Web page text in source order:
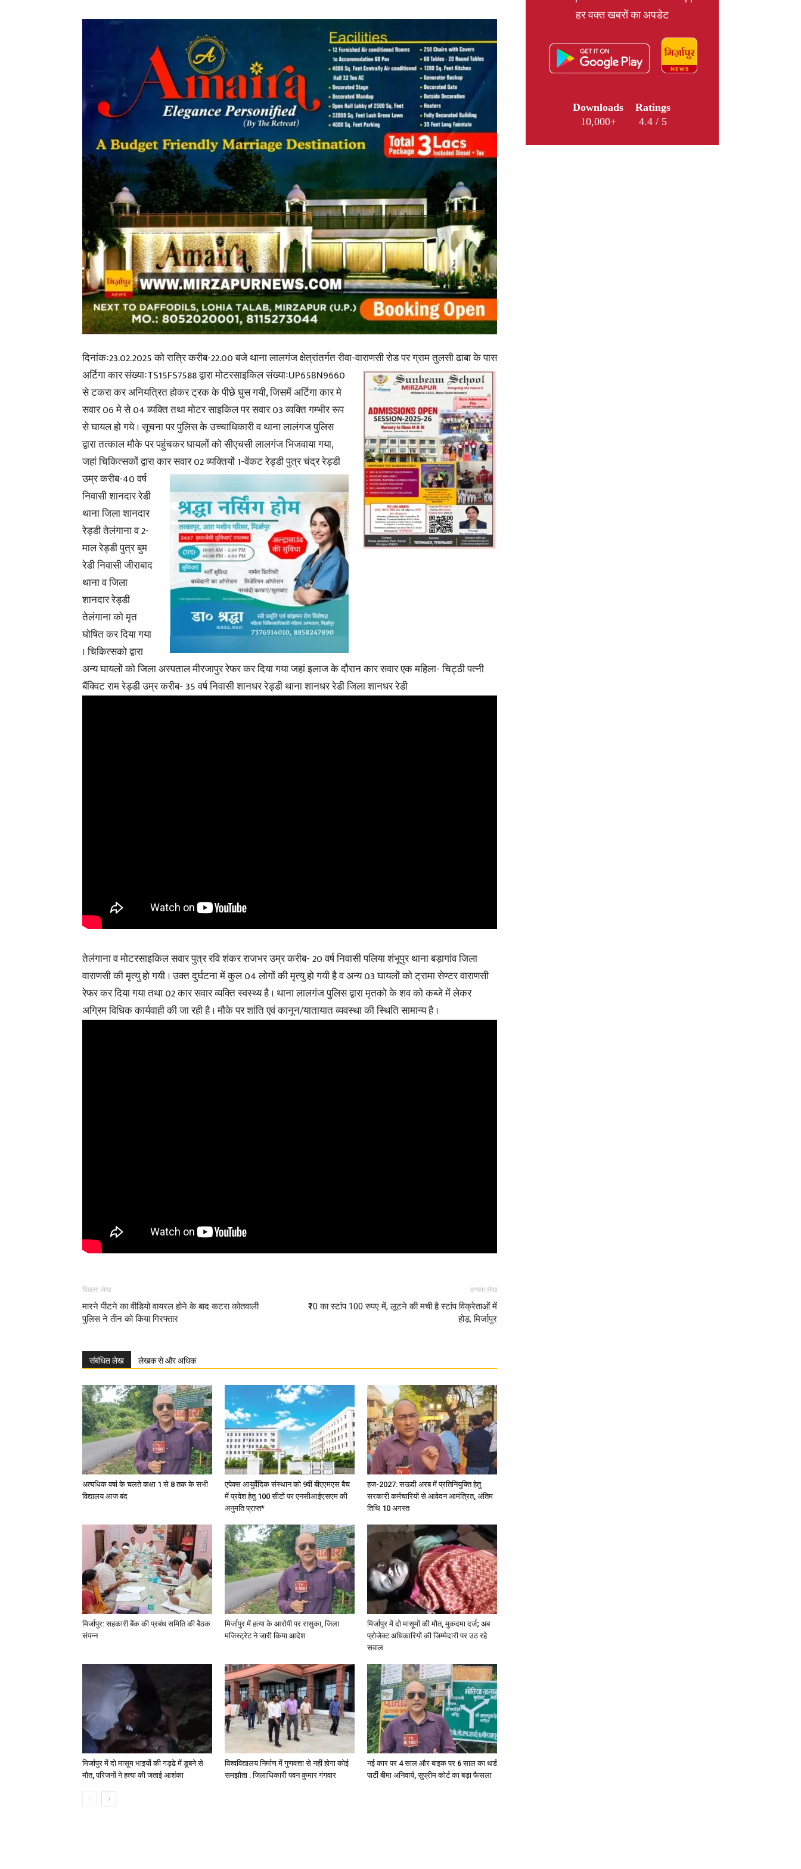
News,
Latest
News
in
Hindi,
Today
Hindi
Paper
दिनांकः23.02.2025 को रात्रि करीब-22.00 बजे थाना लालगंज क्षेत्रांतर्गत रीवा-वाराणसी रोड पर ग्राम तुलसी ढाबा के पास
अर्टिगा कार संख्याःTS15FS7588 द्वारा मोटरसाइकिलसंख्याःUP65BN9660
से टकरा कर अनियत्रित होकर ट्रक के पीछे घुस गयी, जिसमें अर्टिगा कार मे
सवार 06 मे से 04 व्यक्ति तथा मोटर साइकिल पर सवार 03 व्यक्ति गम्भीर रूप
से घायल हो गये । सूचना पर पुलिस के उच्चाधिकारी व थाना लालंगज पुलिस
द्वारा तत्काल मौके पर पहुंचकर घायलों को सीएचसी लालगंज भिजवाया गया,
जहां चिकित्सकों द्वारा कारसवार 02 व्यक्तियों 1-वेंकट रेड्डी पुत्र चंद्र रेड्डी
उम्र करीब-40 वर्ष
निवासी शानदार रेडी
थाना जिला शानदार
रेड्डी तेलंगाना व 2-
माल रेड्डी पुत्र बुम
रेडी निवासी जीराबाद
थाना व जिला
शानदार रेड्डी
तेलंगाना को मृत
घोषित कर दिया गया
। चिकित्सको द्वारा
अन्य घायलों को जिला अस्पताल मीरजापुर रेफर कर दिया गया जहां इलाज के दौरान कार सवार एक महिला- चिट्ठी पत्नी
बैंक्विट राम रेड्डी उम्र करीब- 35 वर्ष निवासी शानधर रेड्डी थाना शानधर रेडी जिला शानधर रेडी
तेलंगाना व मोटरसाइकिल सवार पुत्र रवि शंकर राजभर उम्र करीब- 20 वर्ष निवासी पलिया शंभूपुर थाना बड़ागांव जिला
वाराणसी की मृत्यु हो गयी । उक्त दुर्घटना में कुल 04 लोगों की मृत्यु हो गयी है व अन्य 03 घायलों को ट्रामा सेण्टर वाराणसी
रेफर कर दिया गया तथा 02 कार सवार व्यक्ति स्वस्थ्य है । थाना लालगंज पुलिस द्वारा मृतको के शव को कब्जे में लेकर
अग्रिम विधिक कार्यवाही की जा रही है । मौके पर शांति एवं कानून/यातायात व्यवस्था की स्थिति सामान्य है ।
पिछला लेख
मारने पीटने का वीडियो वायरल होने के बाद कटरा कोतवाली
पुलिस ने तीन को किया गिरफ्तार
अगला लेख
₹10 का स्टांप 100 रुपए में, लूटने की मची है स्टांप विक्रेताओं में
होड़, मिर्जापुर
संबंधित लेख लेखक से और अधिक
अत्यधिक वर्षा के चलते कक्षा 1 से 8 तक के सभी
विद्यालय आज बंद
एपेक्स आयुर्वेदिक संस्थान को 9वीं बीएएमएस बैच
में प्रवेश हेतु 100 सीटों पर एनसीआईएसएम की
अनुमति प्राप्त*
हज-2027: सऊदी अरब में प्रतिनियुक्ति हेतु
सरकारी कर्मचारियों से आवेदन आमंत्रित, अंतिम
तिथि 10 अगस्त
मिर्जापुर: सहकारी बैंक की प्रबंध समिति की बैठक
संपन्न
मिर्जापुर में हत्या के आरोपी पर रासुका, जिला
मजिस्ट्रेट ने जारी किया आदेश
मिर्जापुर में दो मासूमों की मौत, मुकदमा दर्ज; अब
प्रोजेक्ट अधिकारियों की जिम्मेदारी पर उठ रहे
सवाल
मिर्जापुर में दो मासूम भाइयों की गड्ढे में डूबने से
मौत, परिजनों ने हत्या की जताई आशंका
विश्वविद्यालय निर्माण में गुणवत्ता से नहीं होगा कोई
समझौता : जिलाधिकारी पवन कुमार गंगवार
नई कार पर 4 साल और बाइक पर 6 साल का थर्ड
पार्टी बीमा अनिवार्य, सुप्रीम कोर्ट का बड़ा फैसला
हर वक्त खबरों का अपडेट
Downloads
10,000+
Ratings
4.4 / 5